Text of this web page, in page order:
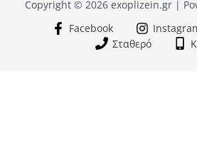
Copyright © 2026 exoplizein.gr |
Facebook
Σταθερό